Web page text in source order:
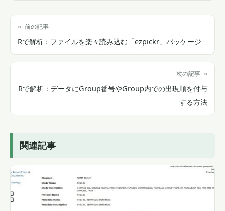
« 前の記事
Rで解析：ファイルを楽々読み込む「ezpickr」パッケージ
次の記事 »
Rで解析：データにGroup番号やGroup内での出現順を付与
する方法
関連記事